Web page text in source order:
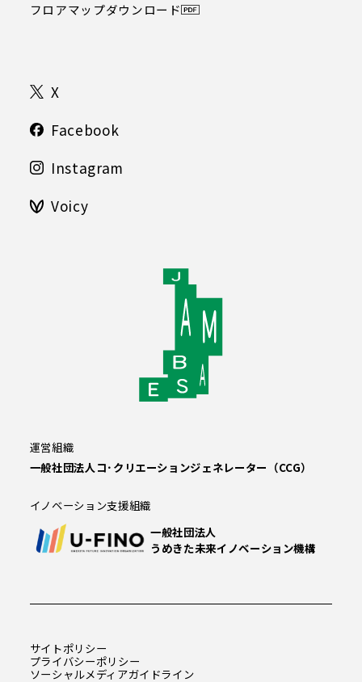
X
Facebook
Instagram
Voicy
運営組織
一般社団法人コ･クリエーションジェネレーター（CCG）
イノベーション支援組織
一般社団法人
うめきた未来イノベーション機構
フロアマップダウンロード
サイトポリシー
プライバシーポリシー
ソーシャルメディアガイドライン